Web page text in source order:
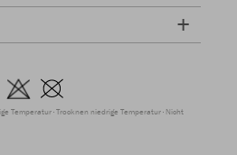
Temperatur Trocknen niedrige Temperatur Nicht